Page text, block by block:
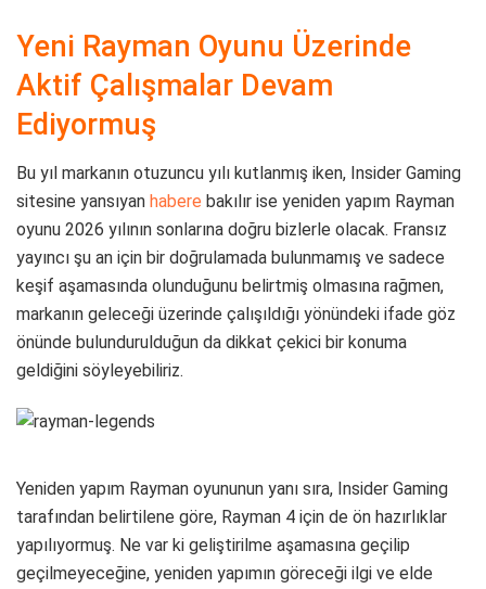
Yeni Rayman Oyunu Üzerinde
Aktif Çalışmalar Devam
Ediyormuş
Bu yıl markanın otuzuncu yılı kutlanmış iken, Insider Gaming
sitesine yansıyan habere bakılır ise yeniden yapım Rayman
oyunu 2026 yılının sonlarına doğru bizlerle olacak. Fransız
yayıncı şu an için bir doğrulamada bulunmamış ve sadece
keşif aşamasında olunduğunu belirtmiş olmasına rağmen,
markanın geleceği üzerinde çalışıldığı yönündeki ifade göz
önünde bulundurulduğun da dikkat çekici bir konuma
geldiğini söyleyebiliriz.
Yeniden yapım Rayman oyununun yanı sıra, Insider Gaming
tarafından belirtilene göre, Rayman 4 için de ön hazırlıklar
yapılıyormuş. Ne var ki geliştirilme aşamasına geçilip
geçilmeyeceğine, yeniden yapımın göreceği ilgi ve elde